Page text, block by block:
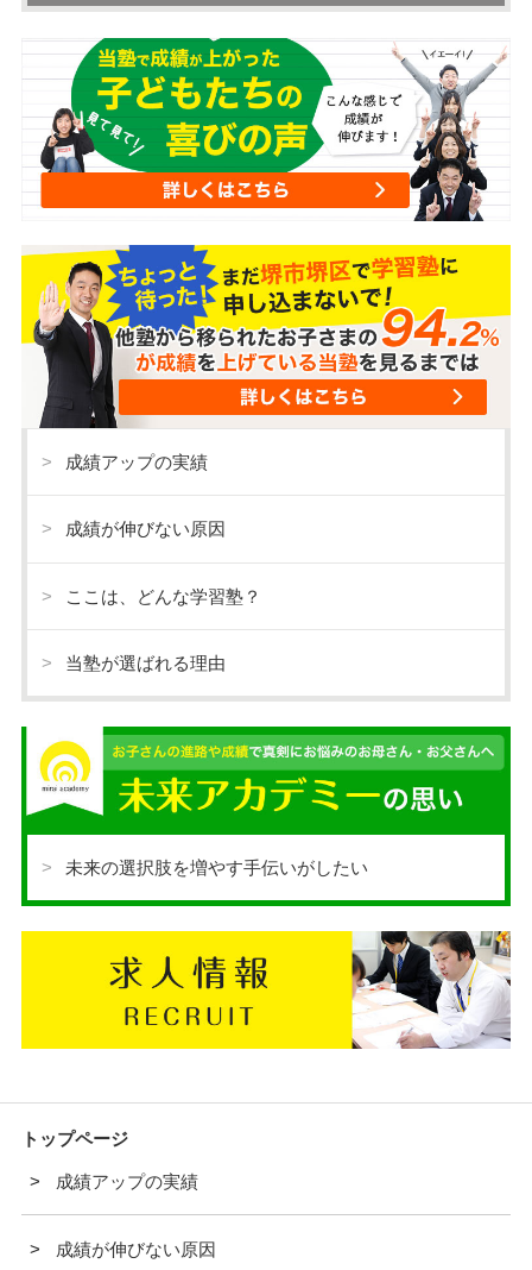
成績アップの実績
成績が伸びない原因
ここは、どんな学習塾？
当塾が選ばれる理由
未来の選択肢を増やす手伝いがしたい
トップページ
成績アップの実績
成績が伸びない原因